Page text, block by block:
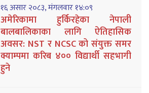
१६ असार २०८३, मंगलवार १४:०९
अमेरिकामा हुर्किरहेका नेपाली
बालबालिकाका लागि ऐतिहासिक
अवसर: NST र NCSC को संयुक्त समर
क्याम्पमा करिब ४०० विद्यार्थी सहभागी
हुने